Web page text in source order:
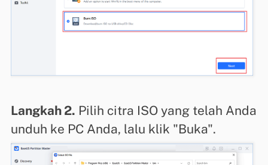
Langkah 2. Pilih citra ISO yang telah Anda
unduh ke PC Anda, lalu klik "Buka".